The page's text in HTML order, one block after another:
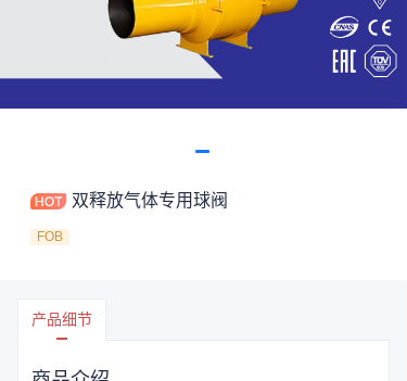
双释放气体专用球阀
FOB
产品细节